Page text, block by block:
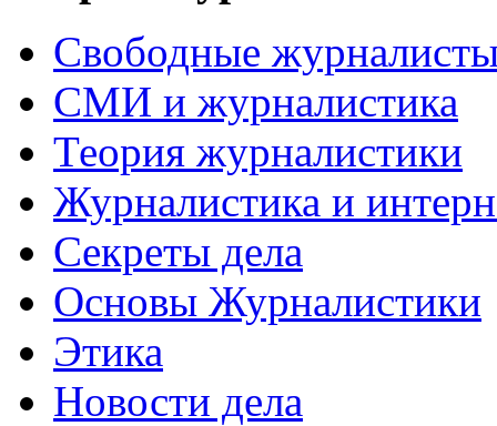
Свободные
СМИ и журналистика
Теория журналистики
Журналистика и
Секреты дела
Основы Журналистики
Этика
Новости дела